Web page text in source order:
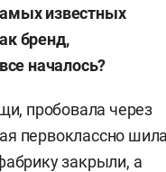
известных
бренд,
началось?
пробовала через
первоклассно шила
закрыли, а